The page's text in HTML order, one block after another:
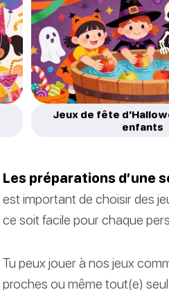
Jeux de fête
enfants
Les préparations d’une
est important de choisir des
ce soit facile pour chaque
Tu peux jouer à nos jeux
proches ou même tout(e)